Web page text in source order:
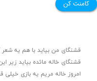
کامنت کن
قشنگای من بيايد با هم یه شعر
قشنگای خاله مائده بیاید زیر
امروز خاله مریم یه بازی خیلی